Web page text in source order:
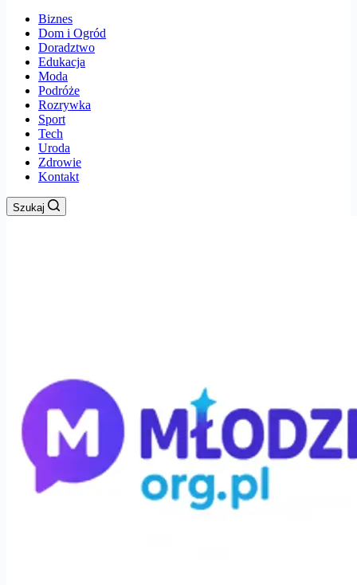
Biznes
Dom i Ogród
Doradztwo
Edukacja
Moda
Podróże
Rozrywka
Sport
Tech
Uroda
Zdrowie
Kontakt
Szukaj